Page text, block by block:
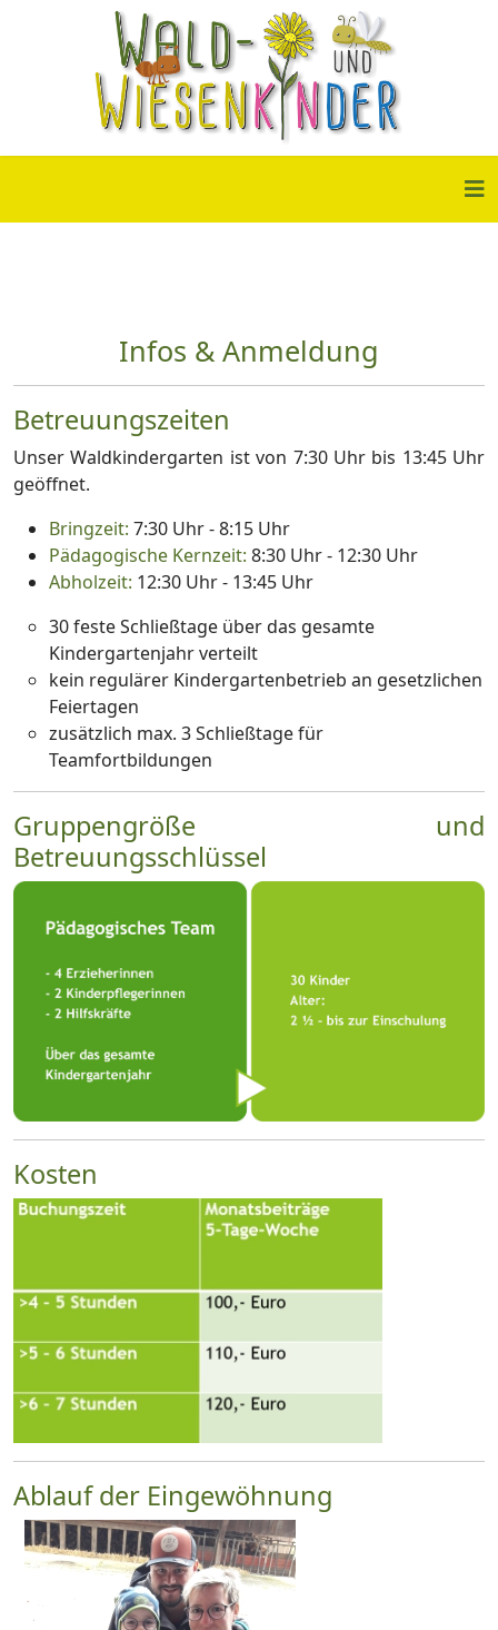
Infos & Anmeldung
Betreuungszeiten
Unser Waldkindergarten ist von 7:30 Uhr bis 13:45 Uhr
geöffnet.
Bringzeit: 7:30 Uhr - 8:15 Uhr
Pädagogische Kernzeit: 8:30 Uhr - 12:30 Uhr
Abholzeit: 12:30 Uhr - 13:45 Uhr
30 feste Schließtage über das gesamte
Kindergartenjahr verteilt
kein regulärer Kindergartenbetrieb an gesetzlichen
Feiertagen
zusätzlich max. 3 Schließtage für
Teamfortbildungen
Gruppengröße und
Betreuungsschlüssel
Kosten
Ablauf der Eingewöhnung